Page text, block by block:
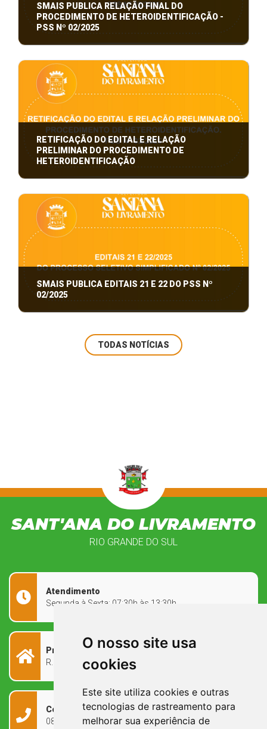
O nosso site usa
cookies
Este site utiliza cookies e outras
tecnologias de rastreamento para
melhorar sua experiência de
SMAIS PUBLICA RELAÇÃO FINAL DO
PROCEDIMENTO DE HETEROIDENTIFICAÇÃO -
PSS Nº 02/2025
A Secretaria Municipal de Assistência e Inclusão
Social de Sant’Ana do Livramento – SM ...
RETIFICAÇÃO DO EDITAL E RELAÇÃO
PRELIMINAR DO PROCEDIMENTO DE
HETEROIDENTIFICAÇÃO
RELAÇÃO PRELIMINAR DO PROCEDIMENTO DE
HETEROIDENTIFICAÇÃO.
SMAIS PUBLICA EDITAIS 21 E 22 DO PSS Nº
02/2025
TODAS NOTÍCIAS
SANT'ANA DO LIVRAMENTO
RIO GRANDE DO SUL
Atendimento
Segunda à Sexta: 07:30h às 13:30h
Prefeitura Municipal
R. Rivadávia Corrêa, 858 - Centro - RS, 97573-010
Contato
0800 090 2050